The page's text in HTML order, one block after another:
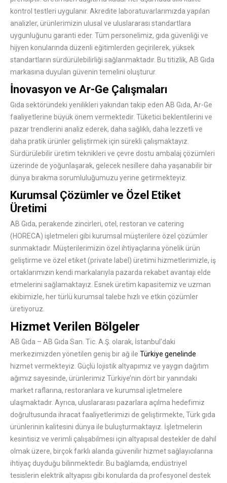
kontrol testleri uygulanır. Akredite laboratuvarlarımızda yapılan
analizler, ürünlerimizin ulusal ve uluslararası standartlara
uygunluğunu garanti eder. Tüm personelimiz, gıda güvenliği ve
hijyen konularında düzenli eğitimlerden geçirilerek, yüksek
standartların sürdürülebilirliği sağlanmaktadır. Bu titizlik, AB Gıda
markasına duyulan güvenin temelini oluşturur.
İnovasyon ve Ar-Ge Çalışmaları
Gıda sektöründeki yenilikleri yakından takip eden AB Gıda, Ar-Ge
faaliyetlerine büyük önem vermektedir. Tüketici beklentilerini ve
pazar trendlerini analiz ederek, daha sağlıklı, daha lezzetli ve
daha pratik ürünler geliştirmek için sürekli çalışmaktayız.
Sürdürülebilir üretim teknikleri ve çevre dostu ambalaj çözümleri
üzerinde de yoğunlaşarak, gelecek nesillere daha yaşanabilir bir
dünya bırakma sorumluluğumuzu yerine getirmekteyiz.
Kurumsal Çözümler ve Özel Etiket
Üretimi
AB Gıda, perakende zincirleri, otel, restoran ve catering
(HORECA) işletmeleri gibi kurumsal müşterilere özel çözümler
sunmaktadır. Müşterilerimizin özel ihtiyaçlarına yönelik ürün
geliştirme ve özel etiket (private label) üretimi hizmetlerimizle, iş
ortaklarımızın kendi markalarıyla pazarda rekabet avantajı elde
etmelerini sağlamaktayız. Esnek üretim kapasitemiz ve uzman
ekibimizle, her türlü kurumsal talebe hızlı ve etkin çözümler
üretiyoruz.
Hizmet Verilen Bölgeler
AB Gıda – AB Gıda San. Tic. A.Ş. olarak, İstanbul’daki
merkezimizden yönetilen geniş bir ağ ile Türkiye genelinde
hizmet vermekteyiz. Güçlü lojistik altyapımız ve yaygın dağıtım
ağımız sayesinde, ürünlerimiz Türkiye’nin dört bir yanındaki
market raflarına, restoranlara ve kurumsal işletmelere
ulaşmaktadır. Ayrıca, uluslararası pazarlara açılma hedefimiz
doğrultusunda ihracat faaliyetlerimizi de geliştirmekte, Türk gıda
ürünlerinin kalitesini dünya ile buluşturmaktayız. İşletmelerin
kesintisiz ve verimli çalışabilmesi için altyapısal destekler de dahil
olmak üzere, birçok farklı alanda güvenilir hizmet sağlayıcılarına
ihtiyaç duyduğu bilinmektedir. Bu bağlamda, endüstriyel
tesislerin elektrik altyapısı gibi konularda da profesyonel destek